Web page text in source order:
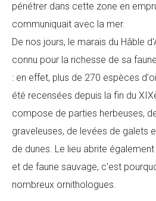
pénétrer dans cette zone en
communiquait avec la mer.
De nos jours, le marais du Hâble
connu pour la richesse de sa
: en effet, plus de 270 espèces
été recensées depuis la fin du
compose de parties herbeuses,
graveleuses, de levées de galets
de dunes. Le lieu abrite
et de faune sauvage, c'est
nombreux ornithologues.